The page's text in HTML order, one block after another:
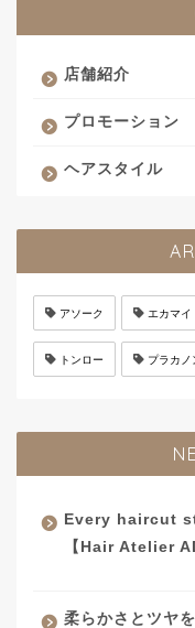
店舗紹介
プロモーション
ヘアスタイル
アソーク エカマイ
トンロー プラカノ
Every haircut
【Hair Atelier
柔らかさとツヤ